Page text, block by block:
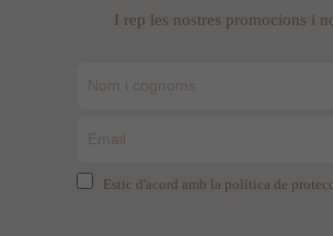
I rep les nostres promocions i
Estic d'acord amb la política de